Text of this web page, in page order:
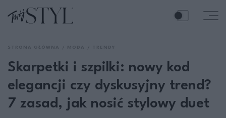
Skarpetki i szpilki: nowy kod
elegancji czy dyskusyjny trend?
7 zasad, jak nosić stylowy duet